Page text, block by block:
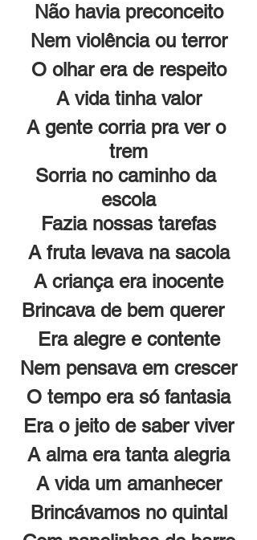
Não havia preconceito
Nem violência ou terror
O olhar era de respeito
A vida tinha valor
A gente corria pra ver o
trem
Sorria no caminho da
escola
Fazia nossas tarefas
A fruta levava na sacola
A criança era inocente
Brincava de bem querer
Era alegre e contente
Nem pensava em crescer
O tempo era só fantasia
Era o jeito de saber viver
A alma era tanta alegria
A vida um amanhecer
Brincávamos no quintal